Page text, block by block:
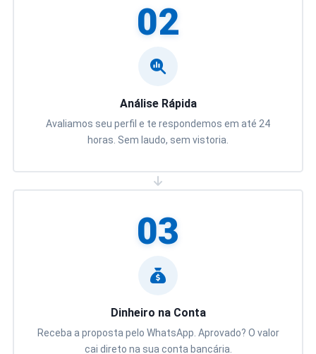
02
Análise Rápida
Avaliamos seu perfil e te respondemos em até 24
horas. Sem laudo, sem vistoria.
03
Dinheiro na Conta
Receba a proposta pelo WhatsApp. Aprovado? O valor
cai direto na sua conta bancária.